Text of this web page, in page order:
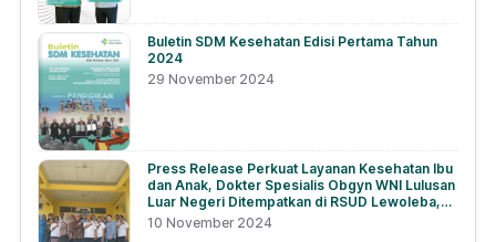
Buletin SDM Kesehatan Edisi Pertama Tahun
2024
29 November 2024
Press Release Perkuat Layanan Kesehatan Ibu
dan Anak, Dokter Spesialis Obgyn WNI Lulusan
Luar Negeri Ditempatkan di RSUD Lewoleba,
NTT
10 November 2024